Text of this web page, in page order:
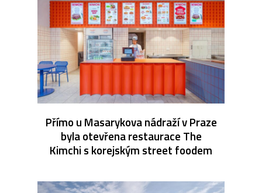
Přímo u Masarykova nádraží v Praze
byla otevřena restaurace The
Kimchi s korejským street foodem